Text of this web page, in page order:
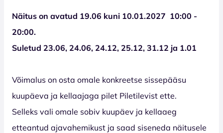
Näitus on avatud 19.06 kuni 10.01.2027 10:00 -
20:00.
Suletud 23.06, 24.06, 24.12, 25.12, 31.12 ja 1.01
Võimalus on osta omale konkreetse sissepääsu
kuupäeva ja kellaajaga pilet Piletilevist ette.
Selleks vali omale sobiv kuupäev ja kellaaeg
etteantud ajavahemikust ja saad siseneda näitusele